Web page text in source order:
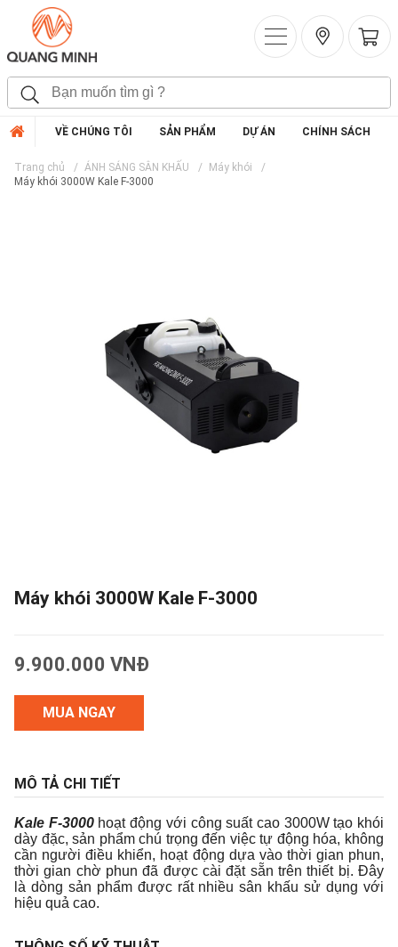
VỀ CHÚNG TÔI SẢN PHẨM DỰ ÁN CHÍNH SÁCH
Trang chủ ÁNH SÁNG SÂN KHẤU
Máy khói
Máy khói 3000W Kale F-3000
Máy khói 3000W Kale F-3000
9.900.000 VNĐ
MUA NGAY
MÔ TẢ CHI TIẾT
Kale F-3000hoạt động với công suất cao 3000W tạo khói
dày đặc, sản phẩm chú trọng đến việc tự động hóa, không
cần người điều khiển, hoạt động dựa vào thời gian phun,
thời gian chờ phun đã được cài đặt sẵn trên thiết bị. Đây
là dòng sản phẩm được rất nhiều sân khấu sử dụng với
hiệu quả cao.